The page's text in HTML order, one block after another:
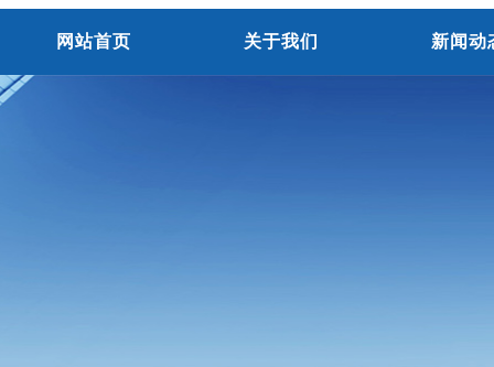
网站首页 关于我们 新闻动